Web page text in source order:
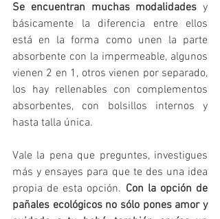
Se encuentran muchas modalidades y
básicamente la diferencia entre ellos
está en la forma como unen la parte
absorbente con la impermeable, algunos
vienen 2 en 1, otros vienen por separado,
los hay rellenables con complementos
absorbentes, con bolsillos internos y
hasta talla única.
Vale la pena que preguntes, investigues
más y ensayes para que te des una idea
propia de esta opción. Con la opción de
pañales ecológicos no sólo pones amor y